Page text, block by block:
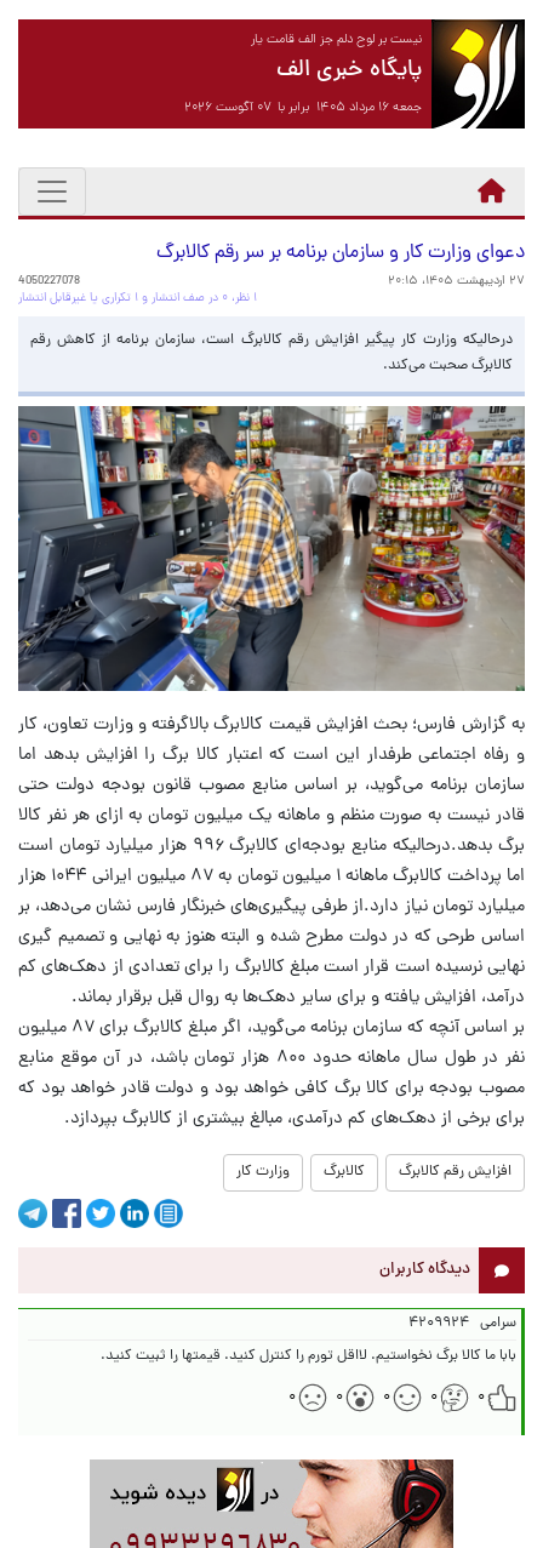
نیست بر لوح دلم جز الف قامت یار
پایگاه خبری الف
جمعه ۱۶ مرداد ۱۴۰۵ برابر با ۰۷ آگوست ۲۰۲۶
دعوای وزارت کار و سازمان برنامه بر سر رقم کالابرگ
۲۷ اردیبهشت ۱۴۰۵، ۲۰:۱۵
4050227078
۱ نظر، ۰ در صف انتشار و ۱ تکراری یا غیرقابل انتشار
درحالیکه وزارت کار پیگیر افزایش رقم کالابرگ است، سازمان برنامه از کاهش رقم
کالابرگ صحبت می‌کند.
به گزارش فارس؛ بحث افزایش قیمت کالابرگ بالاگرفته و وزارت تعاون، کار
و رفاه اجتماعی طرفدار این است که اعتبار کالا برگ را افزایش بدهد اما
سازمان برنامه می‌گوید، بر اساس منابع مصوب قانون بودجه دولت حتی
قادر نیست به صورت منظم و ماهانه یک میلیون تومان به ازای هر نفر کالا
برگ بدهد.درحالیکه منابع بودجه‌ای کالابرگ ۹۹۶ هزار میلیارد تومان است
اما پرداخت کالابرگ ماهانه ۱ میلیون تومان به ۸۷ میلیون ایرانی ۱۰۴۴ هزار
میلیارد تومان نیاز دارد.از طرفی پیگیری‌های خبرنگار فارس نشان می‌دهد، بر
اساس طرحی که در دولت مطرح شده و البته هنوز به نهایی و تصمیم گیری
نهایی نرسیده است قرار است مبلغ کالابرگ را برای تعدادی از دهک‌های کم
درآمد، افزایش یافته و برای سایر دهک‌ها به روال قبل برقرار بماند.
بر اساس آنچه که سازمان برنامه می‌گوید، اگر مبلغ کالابرگ برای ۸۷ میلیون
نفر در طول سال ماهانه حدود ۸۰۰ هزار تومان باشد، در آن موقع منابع
مصوب بودجه برای کالا برگ کافی خواهد بود و دولت قادر خواهد بود که
برای برخی از دهک‌های کم درآمدی، مبالغ بیشتری از کالابرگ بپردازد.
افزایش رقم کالابرگ کالابرگ وزارت کار
دیدگاه کاربران
سرامی ۴۲۰۹۹۲۴
بابا ما کالا برگ نخواستیم. لااقل تورم را کنترل کنید. قیمتها را ثبیت کنید.
۰
۰ ۰ ۰ ۰